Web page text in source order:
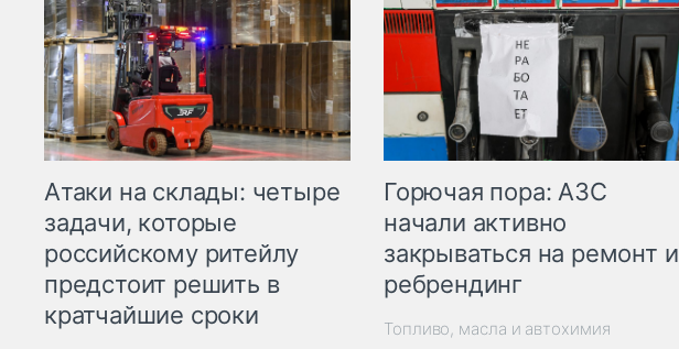
Атаки на склады: четыре
задачи, которые
российскому ритейлу
предстоит решить в
кратчайшие сроки
Горючая пора: АЗС
начали активно
закрываться на ремонт и
ребрендинг
Топливо, масла и автохимия